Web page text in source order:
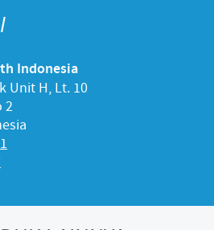
Indonesia
Unit H, Lt. 10
2